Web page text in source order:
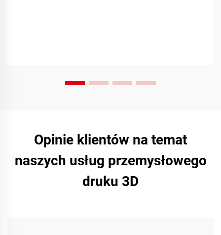
Opinie klientów na temat
naszych usług przemysłowego
druku 3D